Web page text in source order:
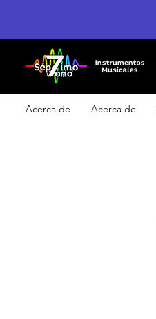
Acerca de Acerca de